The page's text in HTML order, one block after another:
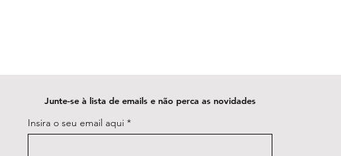
Junte-se à lista de emails e não perca as novidades
Insira o seu email aqui